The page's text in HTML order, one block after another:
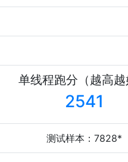
单线程跑分（越高
2541
测试样本：7828*